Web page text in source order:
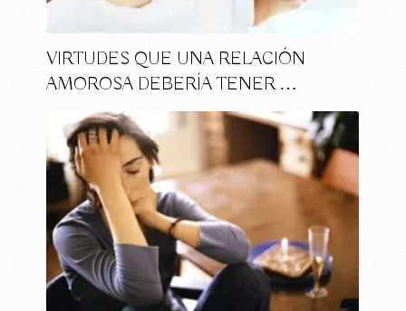
VIRTUDES QUE UNA RELACIÓN
AMOROSA DEBERÍA TENER …